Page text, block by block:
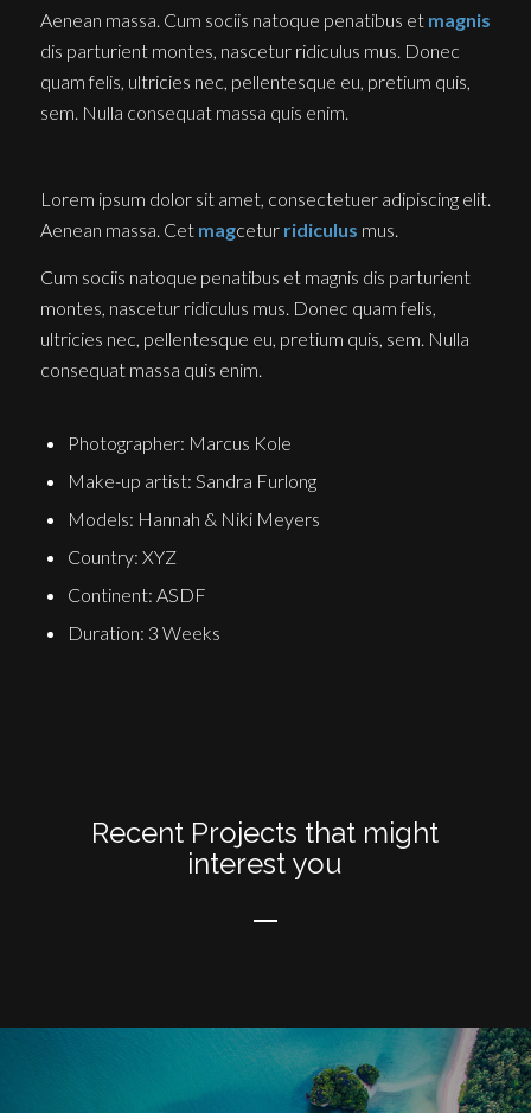
Aenean massa. Cum sociis natoque penatibus et magnis
dis parturient montes, nascetur ridiculus mus. Donec
quam felis, ultricies nec, pellentesque eu, pretium quis,
sem. Nulla consequat massa quis enim.
Lorem ipsum dolor sit amet, consectetuer adipiscing elit.
Aenean massa. Cet magcetur ridiculus mus.
Cum sociis natoque penatibus et magnis dis parturient
montes, nascetur ridiculus mus. Donec quam felis,
ultricies nec, pellentesque eu, pretium quis, sem. Nulla
consequat massa quis enim.
Photographer: Marcus Kole
Make-up artist: Sandra Furlong
Models: Hannah & Niki Meyers
Country: XYZ
Continent: ASDF
Duration: 3 Weeks
Recent Projects that might
interest you